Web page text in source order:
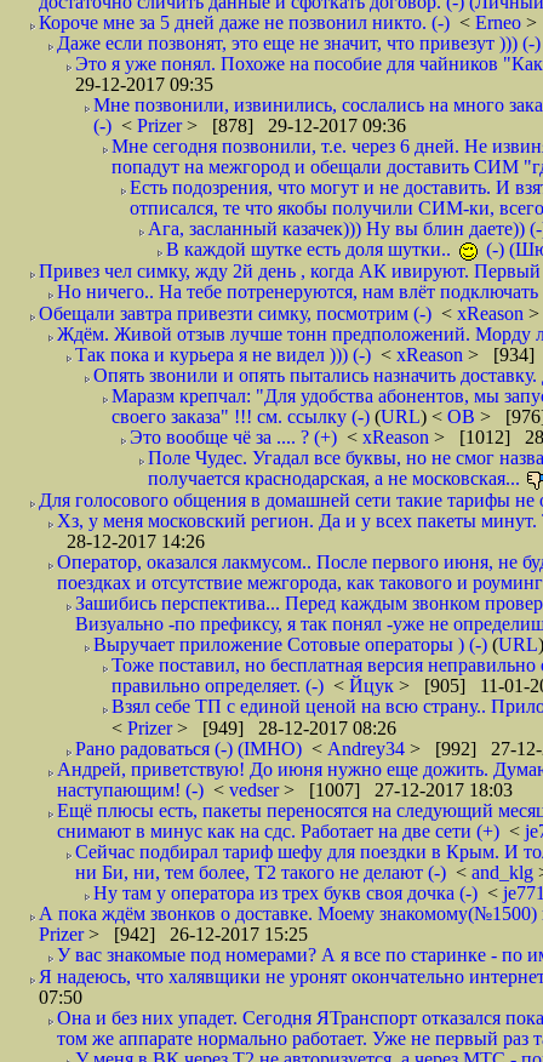
Короче мне за 5 дней даже не позвонил никто. (-) < Erneo >
Даже если позвонят, это еще не значит, что привезут ))) (-)
Это я уже понял. Похоже на пособие для чайников
29-12-2017 09:35
Мне позвонили, извинились, сослались на много
(-) < Prizer> [878] 29-12-2017 09:36
Мне сегодня позвонили, т.е. через 6 дней. Не
попадут на межгород и обещали доставить СИМ
Есть подозрения, что могут и не доставить. И
отписался, те что якобы получили СИМ-ки,
Ага, засланный казачек))) Ну вы блин даете))
В каждой шутке есть доля шутки..
(-)
Привез чел симку, жду 2й день , когда АК ивируют. Первый
Но ничего.. На тебе потренеруются, нам влёт подключать
Обещали завтра привезти симку, посмотрим (-) < xReason
Ждём. Живой отзыв лучше тонн предположений. Морду
Так пока и курьера я не видел ))) (-) < xReason > [934]
Опять звонили и опять пытались назначить
Маразм крепчал: "Для удобства абонентов, мы
своего заказа" !!! см. ссылку (-) (URL) < ОВ >
Это вообще чё за .... ? (+) < xReason > [1012]
Поле Чудес. Угадал все буквы, но не смог
получается краснодарская, а не московская...
Для голосового общения в домашней сети такие тарифы не
Хз, у меня московский регион. Да и у всех пакеты
28-12-2017 14:26
Оператор, оказался лакмусом.. После первого июня, не
поездках и отсутствие межгорода, как такового и
Зашибись перспектива... Перед каждым звонком
Визуально -по префиксу, я так понял -уже не
Выручает приложение Сотовые операторы ) (-) (URL
Тоже поставил, но бесплатная версия
правильно определяет. (-) < Йцук > [905] 11-01-
Взял себе ТП с единой ценой на всю страну..
< Prizer> [949] 28-12-2017 08:26
Рано радоваться (-) (IMHO) < Andrey34 > [992] 27-12-
Андрей, приветствую! До июня нужно еще дожить.
наступающим! (-) < vedser> [1007] 27-12-2017 18:03
Ещё плюсы есть, пакеты переносятся на следующий
снимают в минус как на сдс. Работает на две сети (+) <
Сейчас подбирал тариф шефу для поездки в Крым. И
ни Би, ни, тем более, Т2 такого не делают (-) < and_klg
Ну там у оператора из трех букв своя дочка (-) <
А пока ждём звонков о доставке. Моему знакомому(№1500)
Prizer> [942] 26-12-2017 15:25
У вас знакомые под номерами? А я все по старинке - по
Я надеюсь, что халявщики не уронят окончательно
07:50
Она и без них упадет. Сегодня ЯТранспорт отказался
том же аппарате нормально работает. Уже не первый раз